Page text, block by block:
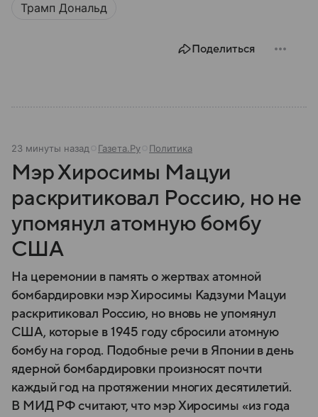
Трамп Дональд
Поделиться
23 минуты назад Газета.Ру Политика
Мэр Хиросимы Мацуи
раскритиковал Россию, но не
упомянул атомную бомбу
США
На церемонии в память о жертвах атомной
бомбардировки мэр Хиросимы Кадзуми Мацуи
раскритиковал Россию, но вновь не упомянул
США, которые в 1945 году сбросили атомную
бомбу на город. Подобные речи в Японии в день
ядерной бомбардировки произносят почти
каждый год на протяжении многих десятилетий.
В МИД РФ считают, что мэр Хиросимы «из года